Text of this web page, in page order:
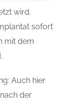
wird.
sofort
mit dem
Auch hier
der